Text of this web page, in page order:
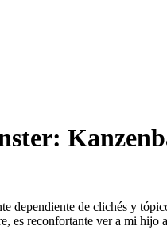
dependiente de clichés y
es reconfortante ver a mi hijo